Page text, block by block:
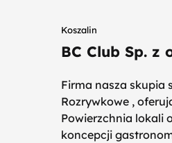
Koszalin
BC Club Sp. z
Firma nasza skupia
Rozrywkowe ,
Powierzchnia lokali
koncepcji